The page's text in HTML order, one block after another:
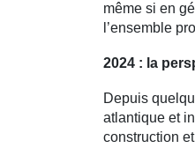
même si en
l’ensemble
2024 : la
Depuis
atlantique et
construction